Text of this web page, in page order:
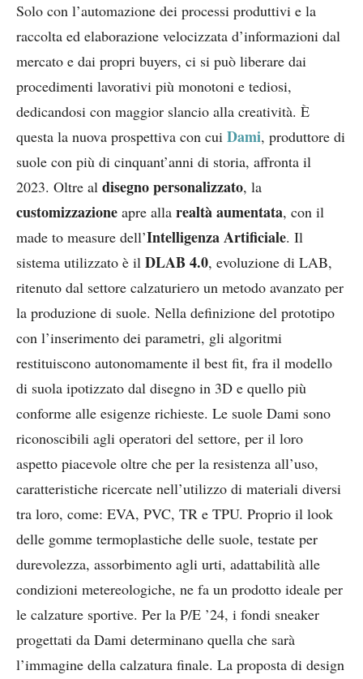
Solo con l’automazione dei processi produttivi e la
raccolta ed elaborazione velocizzata d’informazioni dal
mercato e dai propri buyers, ci si può liberare dai
procedimenti lavorativi più monotoni e tediosi,
dedicandosi con maggior slancio alla creatività. È
questa la nuova prospettiva con cui Dami, produttore di
suole con più di cinquant’anni di storia, affronta il
2023. Oltre al disegno personalizzato, la
customizzazione apre alla realtà aumentata, con il
made to measure dell’Intelligenza Artificiale. Il
sistema utilizzato è il DLAB 4.0, evoluzione di LAB,
ritenuto dal settore calzaturiero un metodo avanzato per
la produzione di suole. Nella definizione del prototipo
con l’inserimento dei parametri, gli algoritmi
restituiscono autonomamente il best fit, fra il modello
di suola ipotizzato dal disegno in 3D e quello più
conforme alle esigenze richieste. Le suole Dami sono
riconoscibili agli operatori del settore, per il loro
aspetto piacevole oltre che per la resistenza all’uso,
caratteristiche ricercate nell’utilizzo di materiali diversi
tra loro, come: EVA, PVC, TR e TPU. Proprio il look
delle gomme termoplastiche delle suole, testate per
durevolezza, assorbimento agli urti, adattabilità alle
condizioni metereologiche, ne fa un prodotto ideale per
le calzature sportive. Per la P/E ’24, i fondi sneaker
progettati da Dami determinano quella che sarà
l’immagine della calzatura finale. La proposta di design